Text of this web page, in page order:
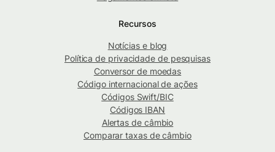
Recursos
Notícias e blog
Política de privacidade de pesquisas
Conversor de moedas
Código internacional de ações
Códigos Swift/BIC
Códigos IBAN
Alertas de câmbio
Comparar taxas de câmbio